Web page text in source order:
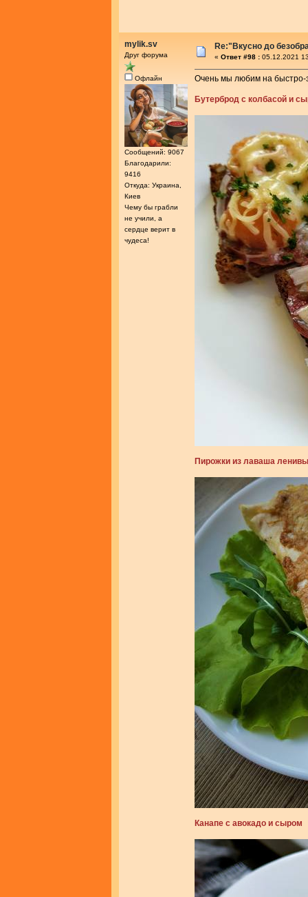
mylik.sv
Друг форума
Офлайн
Сообщений: 9067
Благодарили:
9416
Откуда: Украина,
Киев
Чему бы грабли
не учили, а
сердце верит в
чудеса!
Re:"Вкусно до
« Ответ #98 : 05.12.2021
Очень мы любим на быстро-
Бутерброд с колбасой и
Пирожки из лаваша
Канапе с авокадо и сыром